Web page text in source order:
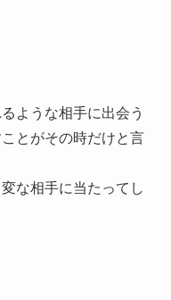
ような相手に出会う
とがその時だけと言
な相手に当たってし